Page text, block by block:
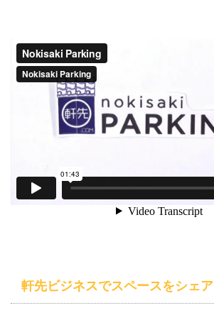
軒先ビジネスでスペースをシェア